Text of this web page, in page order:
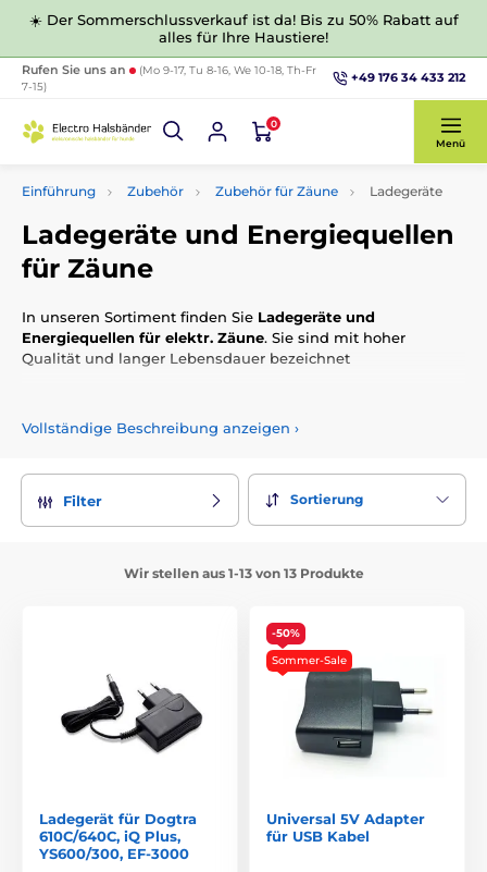
☀️ Der Sommerschlussverkauf ist da! Bis zu 50% Rabatt auf
alles für Ihre Haustiere!
Rufen Sie uns an
(Mo 9-17, Tu 8-16, We 10-18, Th-Fr
7-15)
+49 176 34 433 212
0
Menü
Einführung Zubehör Zubehör für Zäune Ladegeräte
Ladegeräte und Energiequellen
für Zäune
In unseren Sortiment finden Sie Ladegeräte und
Energiequellen für elektr. Zäune. Sie sind mit hoher
Qualität und langer Lebensdauer bezeichnet
Vollständige Beschreibung anzeigen ›
Filter Sortierung
Wir stellen aus 1-13 von 13 Produkte
Ladegerät für Dogtra
610C/640C, iQ Plus,
YS600/300, EF-3000
-50%
Sommer-Sale
Universal 5V Adapter
für USB Kabel